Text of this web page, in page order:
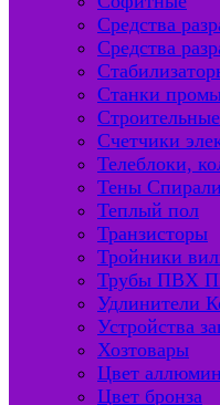
Средства
Средства
Станки
Счетчики
Телеблоки,
Тены Спирали
Теплый пол
Транзисторы
Тройники
Трубы ПВХ
Удлинители
Устройства
Хозтовары
Цвет
Цвет бронза